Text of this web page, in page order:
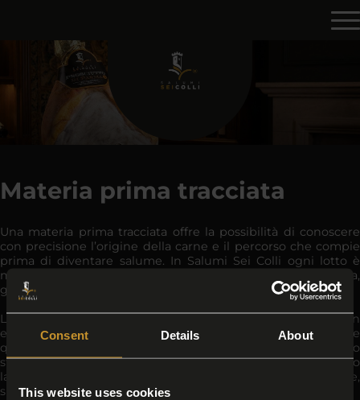
Consent Details About
This website uses cookies
Materia prima tracciata
Una materia prima tracciata offre la possibilità di conoscere
con precisione l’origine della carne e il percorso che compie
prima di diventare salume. In Salumi Sei Colli ogni lotto è
monitorato e riconducibile all’allevamento di provenienza,
garantendo massima trasparenza.
La tracciabilità non è solo un requisito normativo, ma un
elemento distintivo che rafforza la fiducia di chi sceglie
questi prodotti. Sapere da dove proviene la carne, come sono
stati allevati i suini e quali controlli sono stati effettuati lungo
la filiera significa poter offrire un prodotto consapevole,
sicuro e coerente con i valori di qualità dichiarati.